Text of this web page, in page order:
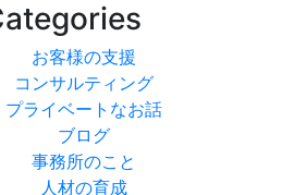
お客様の支援
コンサルティング
プライベートなお話
ブログ
事務所のこと
人材の育成